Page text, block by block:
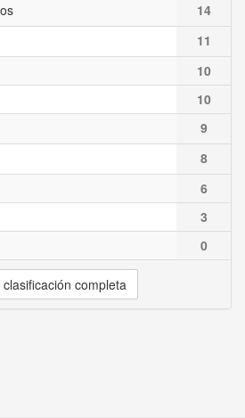
14
11
10
10
9
8
6
3
0
completa